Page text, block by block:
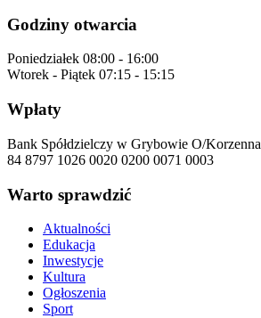
Godziny otwarcia
Poniedziałek 08:00 - 16:00
Wtorek - Piątek 07:15 - 15:15
Wpłaty
Bank Spółdzielczy w Grybowie O/Korzenna
84 8797 1026 0020 0200 0071 0003
Warto sprawdzić
Aktualności
Edukacja
Inwestycje
Kultura
Ogłoszenia
Sport